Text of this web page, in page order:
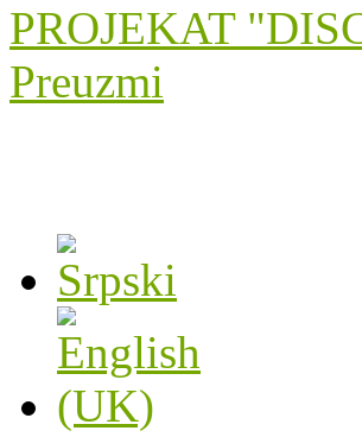
PROJEKAT
Preuzmi